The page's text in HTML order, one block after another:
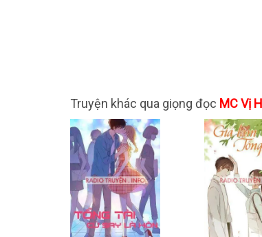
Truyện khác qua giọng đọc MC Vị